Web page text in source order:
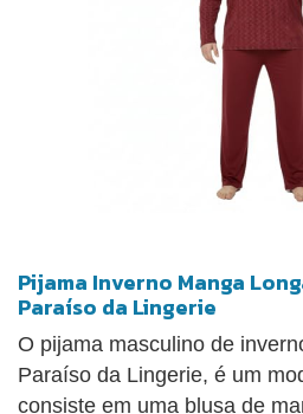
Pijama Inverno Manga
Paraíso da Lingerie
O pijama masculino de
Paraíso da Lingerie, é um
consiste em uma blusa de